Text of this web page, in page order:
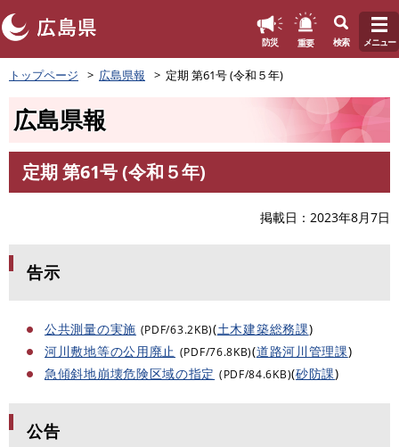
ペ
ー
頭
す
防災 重要 検索 メニュー
トップページ 広島県報 定期 第61号 (令和５年)
広島県報
文
定期 第61号 (令和５年)
掲載日 2023年8月7日
告示
公共測量の実施 (PDF/63.2KB)(土木建築総務課)
河川敷地等の公用廃止 (PDF/76.8KB)(道路河川管理課)
急傾斜地崩壊危険区域の指定 (PDF/84.6KB)(砂防課)
公告